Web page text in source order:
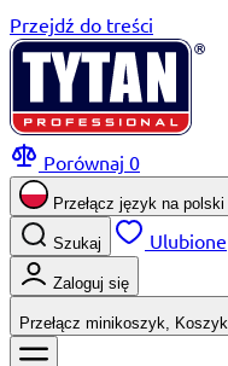
Przejdź do treści
Porównaj 0
Przełącz język na polski
Szukaj Ulubione
Zaloguj się
Przełącz